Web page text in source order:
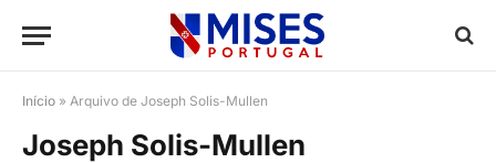
Início » Arquivo de Joseph Solis-Mullen
Joseph Solis-Mullen